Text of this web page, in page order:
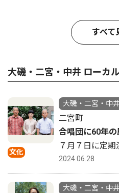
すべて
大磯・二宮・中井 ローカ
文化
大磯・二宮・中
二宮町
合唱団に60年の
７月７日に定期
2024.06.28
大磯・二宮・中